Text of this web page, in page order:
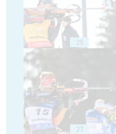
25
27